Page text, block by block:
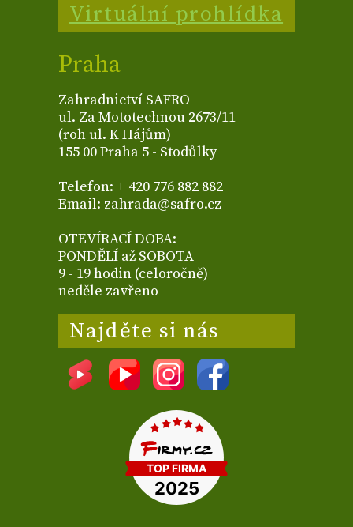
Virtuální prohlídka
Praha
Zahradnictví SAFRO
ul. Za Mototechnou 2673/11
(roh ul. K Hájům)
155 00 Praha 5 - Stodůlky
Telefon: + 420 776 882 882
Email: zahrada@safro.cz
OTEVÍRACÍ DOBA:
PONDĚLÍ až SOBOTA
9 - 19 hodin (celoročně)
neděle zavřeno
Najděte si nás